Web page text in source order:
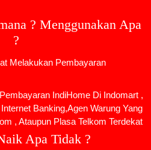
? Menggunakan Apa
?
Melakukan Pembayaran
IndiHome Di Indomart ,
Banking,Agen Warung Yang
, Ataupun Plasa Telkom Terdekat
Apa Tidak ?